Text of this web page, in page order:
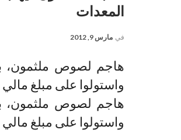
المعدات
في مارس 9, 2012
هاجم لصوص ملثمون،
واستولوا على مبلغ
هاجم لصوص ملثمون،
واستولوا على مبلغ